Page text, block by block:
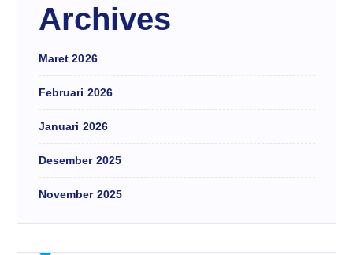
Archives
Maret 2026
Februari 2026
Januari 2026
Desember 2025
November 2025